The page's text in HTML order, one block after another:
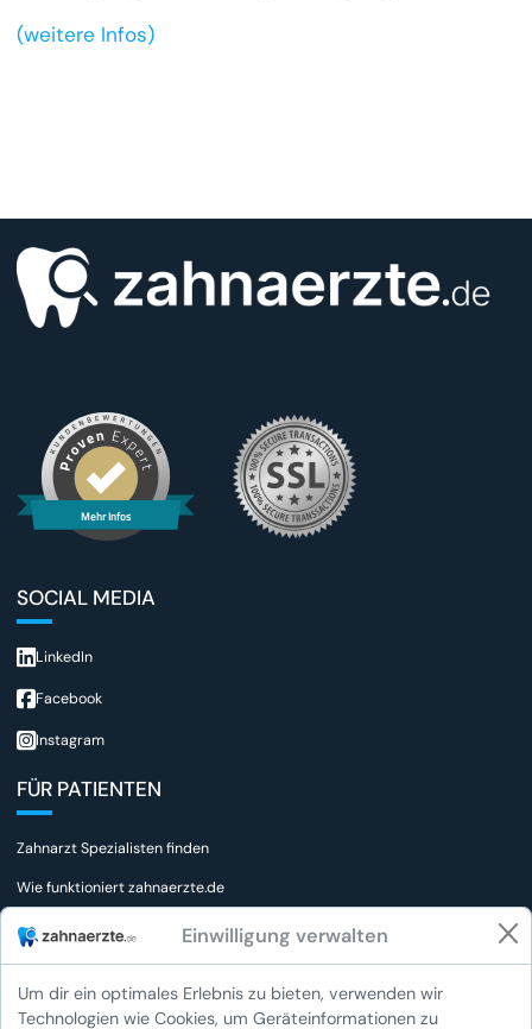
(weitere Infos)
Mehr Infos
SOCIAL MEDIA
LinkedIn
Facebook
Instagram
FÜR PATIENTEN
Zahnarzt Spezialisten finden
Wie funktioniert zahnaerzte.de
FAQs für Patienten
Wie bewerte ich einen Zahnarzt
Zahnärztlicher Notdienst
Einwilligung verwalten
Um dir ein optimales Erlebnis zu bieten, verwenden wir
Technologien wie Cookies, um Geräteinformationen zu